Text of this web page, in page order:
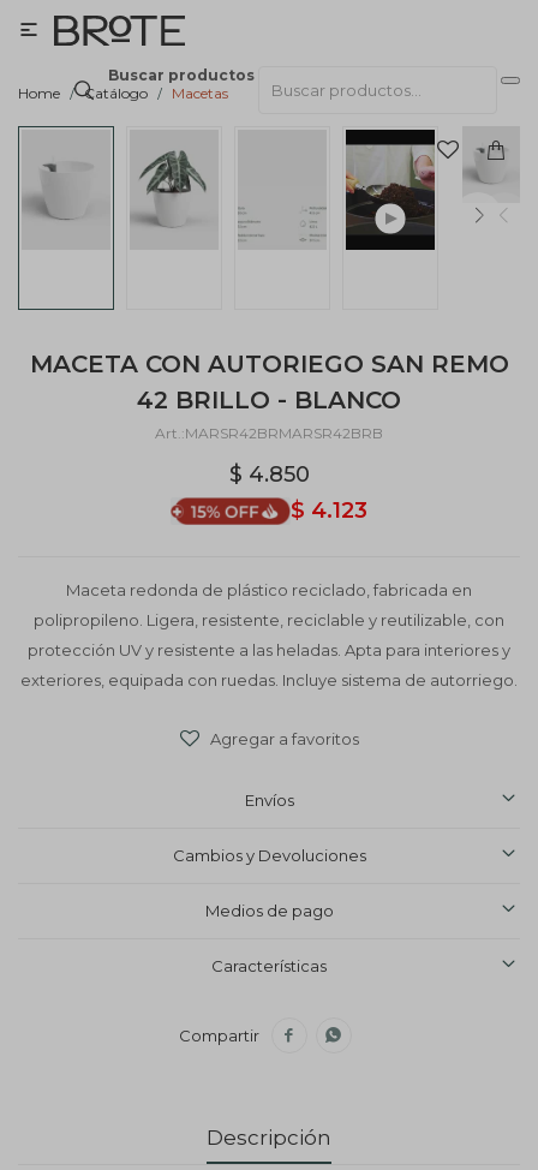
Buscar productos

Home Catálogo Macetas
MACETA CON AUTORIEGO SAN REMO
42 BRILLO - BLANCO
MARSR42BRMARSR42BRB
$ 4.850
$ 4.123
Maceta redonda de plástico reciclado, fabricada en
polipropileno. Ligera, resistente, reciclable y reutilizable, con
protección UV y resistente a las heladas. Apta para interiores y
exteriores, equipada con ruedas. Incluye sistema de autorriego.
Envíos
Cambios y Devoluciones
Medios de pago
Características
 
Descripción